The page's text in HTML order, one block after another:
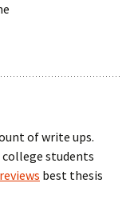
of write ups.
students
best thesis